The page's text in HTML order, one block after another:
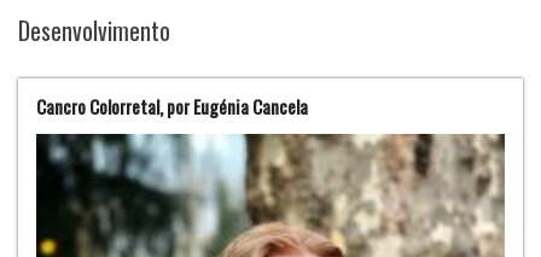
Desenvolvimento
Cancro Colorretal, por Eugénia Cancela